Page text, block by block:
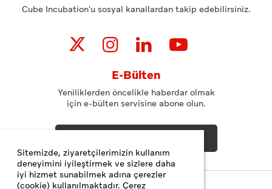
Sitemizde, ziyaretçilerimizin kullanım
deneyimini iyileştirmek ve sizlere daha
iyi hizmet sunabilmek adına çerezler
(cookie) kullanılmaktadır. Çerez
Cube Incubation'u sosyal kanallardan takip edebilirsiniz.
E-Bülten
Yeniliklerden öncelikle haberdar olmak
için e-bülten servisine abone olun.